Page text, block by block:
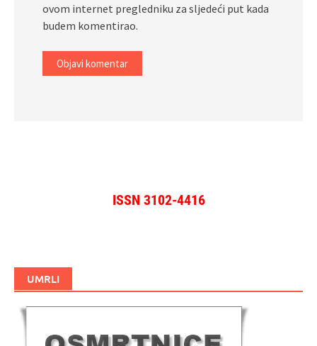
ovom internet pregledniku za sljedeći put kada
budem komentirao.
ISSN 3102-4416
UMRLI